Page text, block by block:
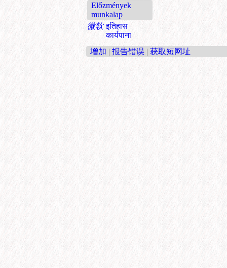
Előzmények
munkalap
微软 इतिहास
कार्यपाना
增加 | 报告错误 | 获取短网址